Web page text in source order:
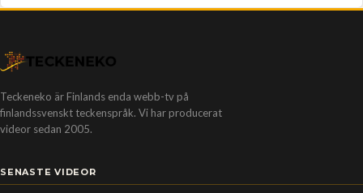
Teckeneko är Finlands enda webb-tv på
finlandssvenskt teckenspråk. Vi har producerat
videor sedan 2005.
SENASTE VIDEOR